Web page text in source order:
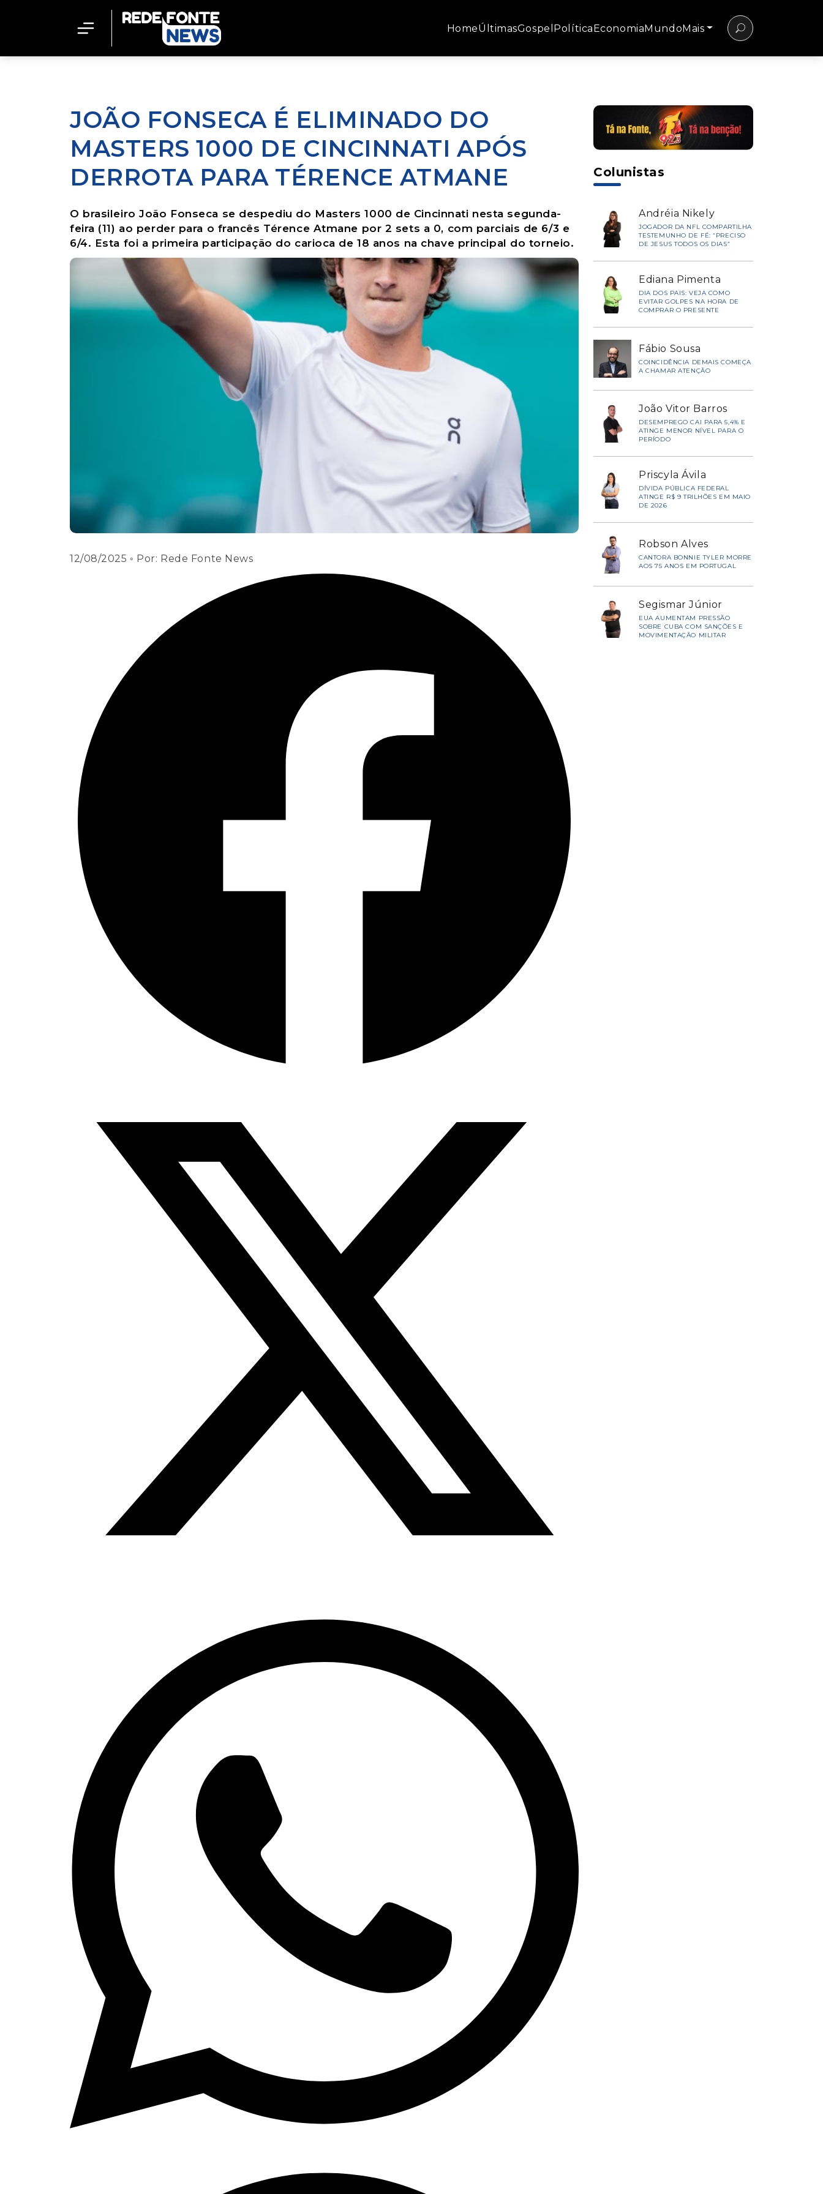
HomeÚltimasGospel PolíticaEconomiaMundoMais
JOÃO FONSECA É ELIMINADO DO
MASTERS 1000 DE CINCINNATI APÓS
DERROTA PARA TÉRENCE ATMANE
O brasileiro João Fonseca se despediu do Masters 1000 de Cincinnati nesta segunda-
feira (11) ao perder para o francês Térence Atmane por 2 sets a 0, com parciais de 6/3 e
6/4. Esta foi a primeira participação do carioca de 18 anos na chave principal do torneio.
12/08/2025 ◦ Por: Rede Fonte News
Colunistas
Andréia Nikely
JOGADOR DA NFL COMPARTILHA
TESTEMUNHO DE FÉ: “PRECISO
DE JESUS TODOS OS DIAS”
Ediana Pimenta
DIA DOS PAIS: VEJA COMO
EVITAR GOLPES NA HORA DE
COMPRAR O PRESENTE
Fábio Sousa
COINCIDÊNCIA DEMAIS COMEÇA
A CHAMAR ATENÇÃO
João Vitor Barros
DESEMPREGO CAI PARA 5,4% E
ATINGE MENOR NÍVEL PARA O
PERÍODO
Priscyla Ávila
DÍVIDA PÚBLICA FEDERAL
ATINGE R$ 9 TRILHÕES EM MAIO
DE 2026
Robson Alves
CANTORA BONNIE TYLER MORRE
AOS 75 ANOS EM PORTUGAL
Segismar Júnior
EUA AUMENTAM PRESSÃO
SOBRE CUBA COM SANÇÕES E
MOVIMENTAÇÃO MILITAR